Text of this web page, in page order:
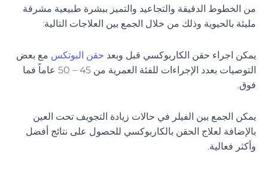
من الخطوط الدقيقة والتجاعيد والتميز ببشرة طبيعية مشرقة
مليئة بالحيوية وذلك من خلال الجمع بين العلاجات التالية:
يمكن اجراء حقن الكاربوكسي قبل وبعد حقن البوتكس مع بعض
التوصيات بعدد الإجراءات للفئة العمرية من 45 – 50 عاماً فما
فوق.
يمكن الجمع بين الفيلر في حالات زيادة التجويف تحت العين
بالإضافة لعلاج الحقن بالكاربوكسي للحصول على نتائج أفضل
وأكثر فعالية.